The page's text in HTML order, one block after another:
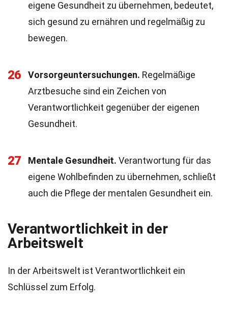
eigene Gesundheit zu übernehmen, bedeutet,
sich gesund zu ernähren und regelmäßig zu
bewegen.
26 Vorsorgeuntersuchungen. Regelmäßige
Arztbesuche sind ein Zeichen von
Verantwortlichkeit gegenüber der eigenen
Gesundheit.
27 Mentale Gesundheit. Verantwortung für das
eigene Wohlbefinden zu übernehmen, schließt
auch die Pflege der mentalen Gesundheit ein.
Verantwortlichkeit in der
Arbeitswelt
In der Arbeitswelt ist Verantwortlichkeit ein
Schlüssel zum Erfolg.